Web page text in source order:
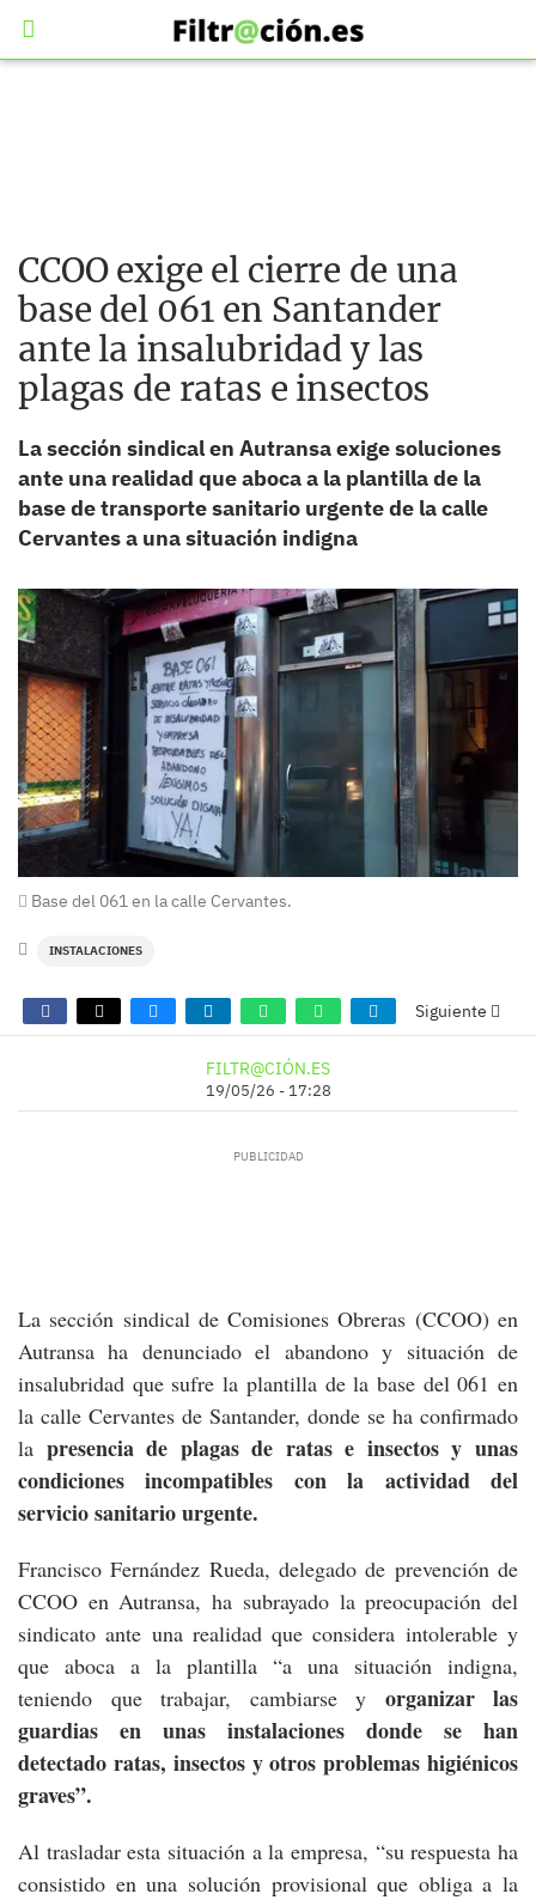
CCOO exige el cierre de una
base del 061 en Santander
ante la insalubridad y las
plagas de ratas e insectos
La sección sindical en Autransa exige soluciones
ante una realidad que aboca a la plantilla de la
base de transporte sanitario urgente de la calle
Cervantes a una situación indigna
Base del 061 en la calle Cervantes.
INSTALACIONES
Siguiente
FILTR@CIÓN.ES
19/05/26 - 17:28
La sección sindical de Comisiones Obreras (CCOO) en
Autransa ha denunciado el abandono y situación de
insalubridad que sufre la plantilla de la base del 061 en
la calle Cervantes de Santander, donde se ha confirmado
la presencia de plagas de ratas e insectos y unas
condiciones incompatibles con la actividad del
servicio sanitario urgente.
Francisco Fernández Rueda, delegado de prevención de
CCOO en Autransa, ha subrayado la preocupación del
sindicato ante una realidad que considera intolerable y
que aboca a la plantilla “a una situación indigna,
teniendo que trabajar, cambiarse y organizar las
guardias en unas instalaciones donde se han
detectado ratas, insectos y otros problemas higiénicos
graves”.
Al trasladar esta situación a la empresa, “su respuesta ha
consistido en una solución provisional que obliga a la